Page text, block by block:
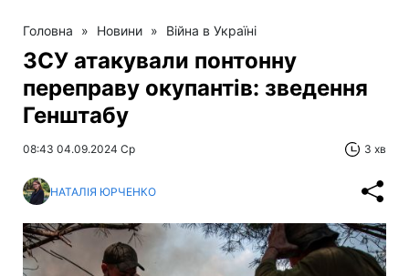
Головна » Новини » Війна в Україні
ЗСУ атакували понтонну
переправу окупантів: зведення
Генштабу
08:43 04.09.2024 Ср 3 хв
НАТАЛІЯ ЮРЧЕНКО